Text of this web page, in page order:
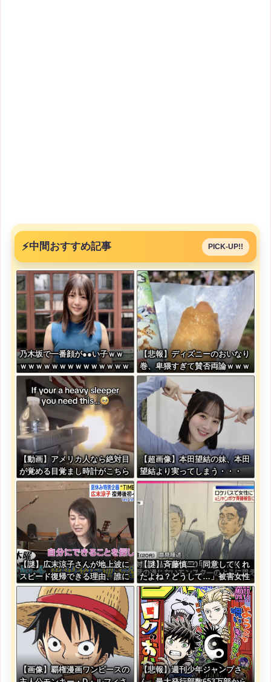
⚡中間おすすめ記事 PICK-UP!!
乃木坂で一番顔が●●い子ｗｗ
ｗｗｗｗｗｗｗｗｗｗｗｗｗｗ
ｗｗｗ
【悲報】ディズニーのおいなり
巻、卑猥すぎて賛否両論ｗｗｗ
ｗｗｗｗｗ
【動画】アメリカ人なら絶対目
が覚める目覚まし時計がこちら
ｗｗｗｗｗ
【超画像】本田望結の妹、本田
望結より実ってしまう・・・
【謎】広末涼子さんが地上波に
スピード復帰できる理由、誰に
も分からない・・・
【謎】斉藤慎二「同意してくれ
たよね？どうして…」被害女性
「彼は言葉が通じないモンスタ
ー」
【画像】覇権漫画ワンピースの
【悲報】週刊少年ジャンプさ